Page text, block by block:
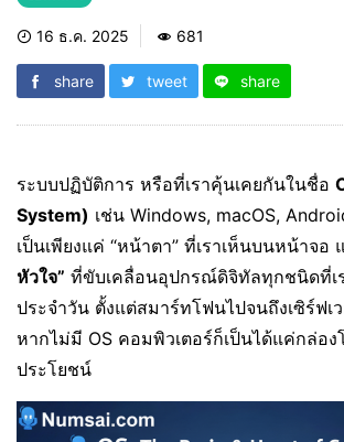
16 ธ.ค. 2025 681
share tweet share
ระบบปฏิบัติการ หรือที่เราคุ้นเคยกันในชื่อ
System) เช่น Windows, macOS,
เป็นเพียงแค่ “หน้าตา” ที่เราเห็นบนหน้าจอ
หัวใจ” ที่ขับเคลื่อนอุปกรณ์ดิจิทัลทุกชนิดที่เ
ประจำวัน ตั้งแต่สมาร์ทโฟนไปจนถึงเซิร์ฟ
หากไม่มี OS คอมพิวเตอร์ก็เป็นได้แค่กล่อง
ประโยชน์